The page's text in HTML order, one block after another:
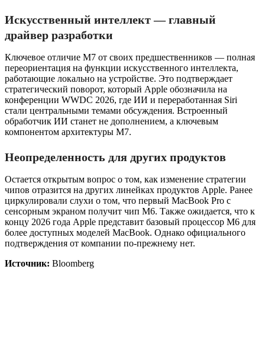
Искусственный интеллект — главный
драйвер разработки
Ключевое отличие M7 от своих предшественников — полная
переориентация на функции искусственного интеллекта,
работающие локально на устройстве. Это подтверждает
стратегический поворот, который Apple обозначила на
конференции WWDC 2026, где ИИ и переработанная Siri
стали центральными темами обсуждения. Встроенный
обработчик ИИ станет не дополнением, а ключевым
компонентом архитектуры M7.
Неопределенность для других продуктов
Остается открытым вопрос о том, как изменение стратегии
чипов отразится на других линейках продуктов Apple. Ранее
циркулировали слухи о том, что первый MacBook Pro с
сенсорным экраном получит чип M6. Также ожидается, что к
концу 2026 года Apple представит базовый процессор M6 для
более доступных моделей MacBook. Однако официального
подтверждения от компании по-прежнему нет.
Источник: Bloomberg